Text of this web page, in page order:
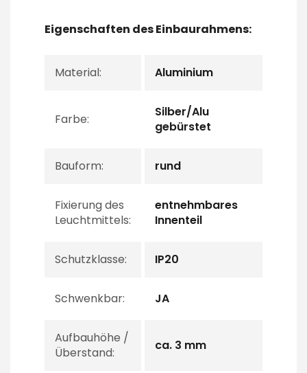
Eigenschaften des Einbaurahmens:
Material: Aluminium
Farbe:
Silber/Alu
gebürstet
Bauform: rund
Fixierung des
Leuchtmittels:
entnehmbares
Innenteil
Schutzklasse: IP20
Schwenkbar: JA
Aufbauhöhe /
Überstand:
ca. 3 mm